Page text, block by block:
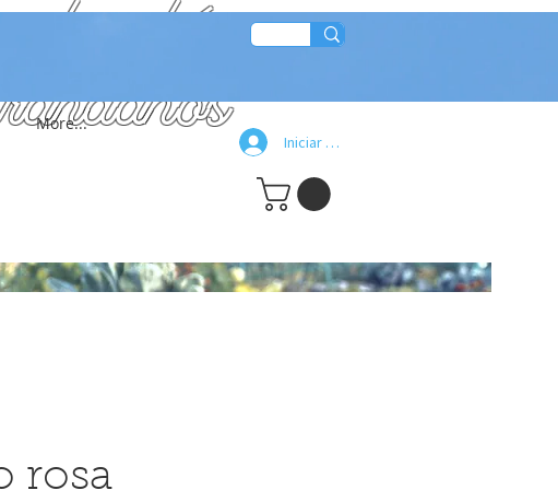
More...
Iniciar sesión
de jabón
rosa